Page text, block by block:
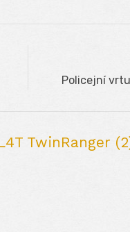
Next
Policejní
TwinRanger